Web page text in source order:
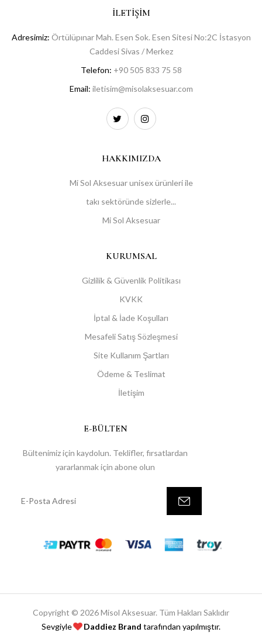
İLETIŞIM
Adresimiz: Örtülüpınar Mah. Esen Sok. Esen Sitesi No:2C İstasyon
Caddesi Sivas / Merkez
Telefon: +90 505 833 75 58
Email: iletisim@misolaksesuar.com
HAKKIMIZDA
Mi Sol Aksesuar unisex ürünleri ile
takı sektöründe sizlerle...
Mi Sol Aksesuar
KURUMSAL
Gizlilik & Güvenlik Politikası
KVKK
İptal & İade Koşulları
Mesafeli Satış Sözleşmesi
Site Kullanım Şartları
Ödeme & Teslimat
İletişim
E-BÜLTEN
Bültenimiz için kaydolun. Teklifler, fırsatlardan
yararlanmak için abone olun
Copyright © 2026 Misol Aksesuar. Tüm Hakları Saklıdır
Sevgiyle
Daddiez Brand tarafından yapılmıştır.